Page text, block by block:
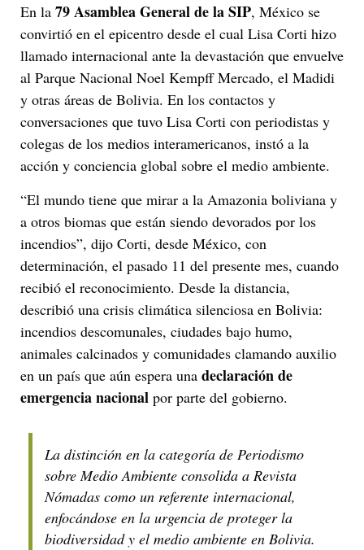
En la 79 Asamblea General de la SIP, México se
convirtió en el epicentro desde el cual Lisa Corti hizo
llamado internacional ante la devastación que envuelve
al Parque Nacional Noel Kempff Mercado, el Madidi
y otras áreas de Bolivia. En los contactos y
conversaciones que tuvo Lisa Corti con periodistas y
colegas de los medios interamericanos, instó a la
acción y conciencia global sobre el medio ambiente.
“El mundo tiene que mirar a la Amazonia boliviana y
a otros biomas que están siendo devorados por los
incendios”, dijo Corti, desde México, con
determinación, el pasado 11 del presente mes, cuando
recibió el reconocimiento. Desde la distancia,
describió una crisis climática silenciosa en Bolivia:
incendios descomunales, ciudades bajo humo,
animales calcinados y comunidades clamando auxilio
en un país que aún espera una declaración de
emergencia nacional por parte del gobierno.
La distinción en la categoría de Periodismo
sobre Medio Ambiente consolida a Revista
Nómadas como un referente internacional,
enfocándose en la urgencia de proteger la
biodiversidad y el medio ambiente en Bolivia.